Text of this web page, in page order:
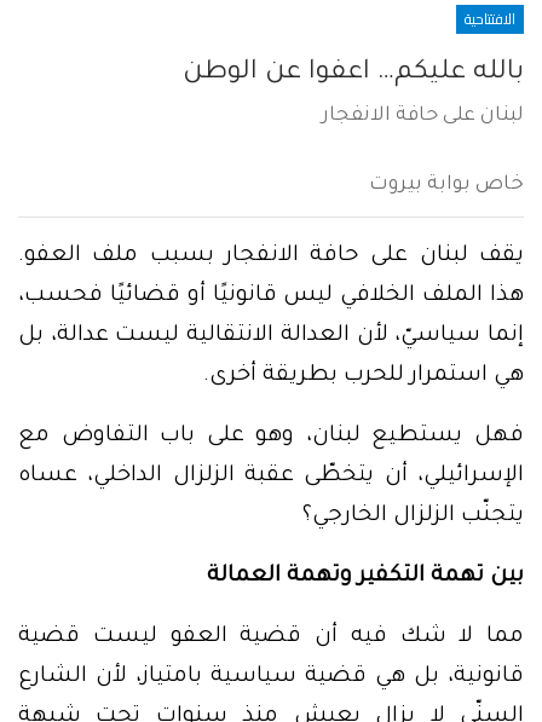
الافتتاحية
بالله عليكم… اعفوا عن الوطن
لبنان على حافة الانفجار
خاص بوابة بيروت
يقف لبنان على حافة الانفجار بسبب ملف العفو.
هذا الملف الخلافي ليس قانونيًا أو قضائيًا فحسب،
إنما سياسيّ، لأن العدالة الانتقالية ليست عدالة، بل
هي استمرار للحرب بطريقة أخرى.
فهل يستطيع لبنان، وهو على باب التفاوض مع
الإسرائيلي، أن يتخطّى عقبة الزلزال الداخلي، عساه
يتجنّب الزلزال الخارجي؟
بين تهمة التكفير وتهمة العمالة
مما لا شك فيه أن قضية العفو ليست قضية
قانونية، بل هي قضية سياسية بامتياز، لأن الشارع